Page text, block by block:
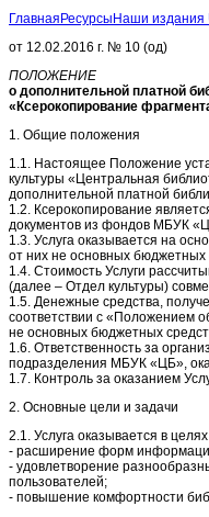
Главная Ресурсы Наши издания
от 12.02.2016 г. № 10 (од)
ПОЛОЖЕНИЕ
о дополнительной платной
«Ксерокопирование
1. Общие положения
1.1. Настоящее Положение
культуры «Центральная
дополнительной платной
1.2. Ксерокопирование
документов из фондов МБУК
1.3. Услуга оказывается на
от них не основных
1.4. Стоимость Услуги
(далее – Отдел культуры)
1.5. Денежные средства,
соответствии с «Положением
не основных бюджетных
1.6. Ответственность за
подразделения МБУК «ЦБ»,
1.7. Контроль за оказанием
2. Основные цели и задачи
2.1. Услуга оказывается в
- расширение форм
- удовлетворение
пользователей;
- повышение комфортности